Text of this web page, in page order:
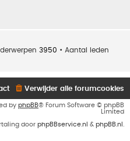
3950 • Aantal leden
Verwijder alle forumcookies
by phpBB® Forum Software © phpBB
Limited
door phpBBservice.nl & phpBB.nl